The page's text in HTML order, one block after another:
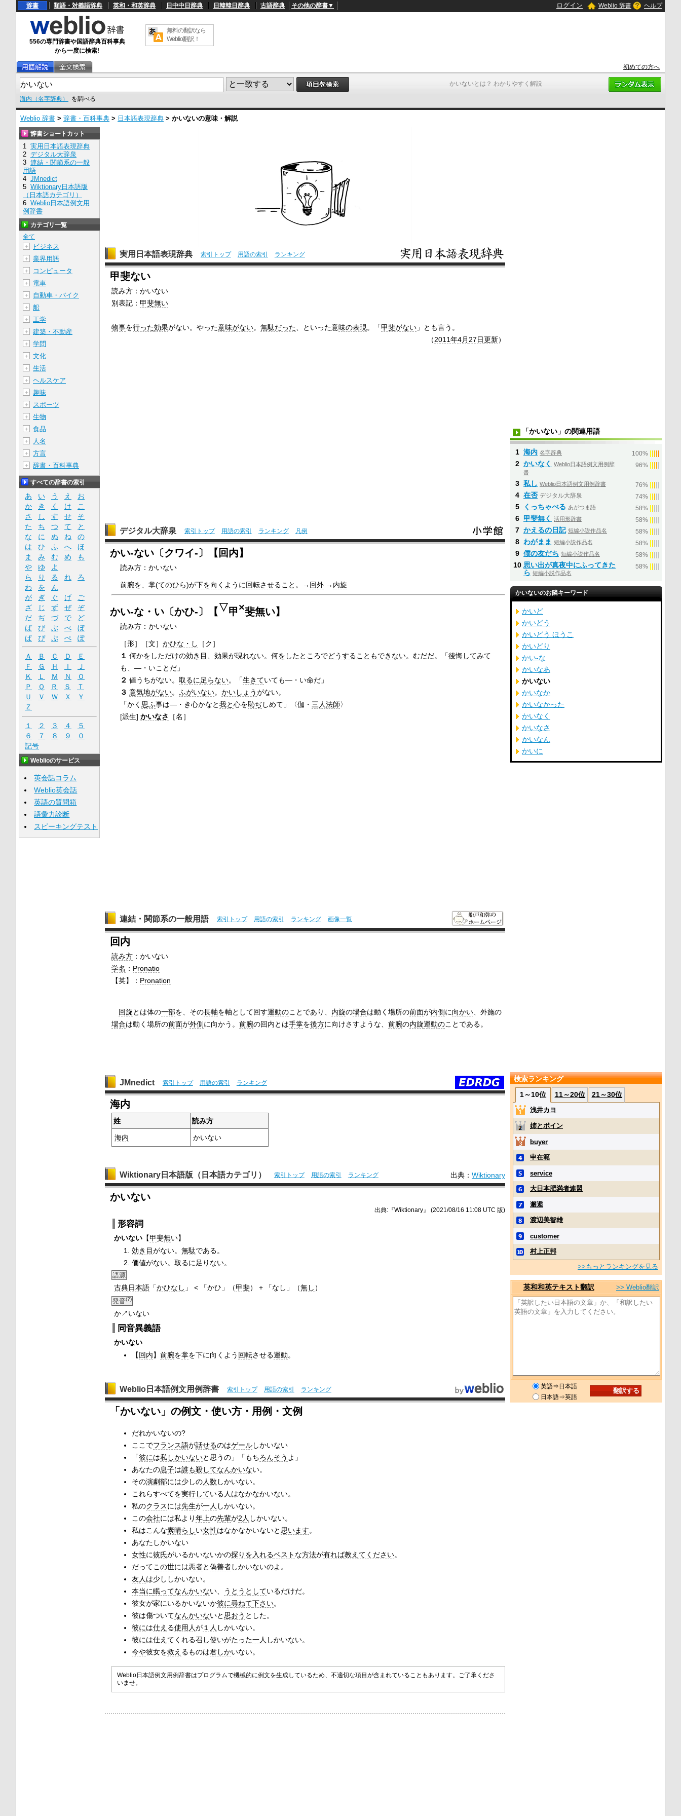
かいないとは？ わかりやすく解説
辞書 類語・対義語辞典 英和・和英辞典 日中中日辞典 日韓韓日辞典 古語辞典 その他の辞書▼ ログイン Weblio 辞書 ヘルプ
556の専門辞書や国語辞典百科事典
から一度に検索!
無料の翻訳なら
Weblio翻訳！
初めての方へ
海内（名字辞典） を調べる
Weblio 辞書 > 辞書・百科事典 > 日本語表現辞典 > かいないの意味・解説
実用日本語表現辞典 索引トップ 用語の索引 ランキング
甲斐ない
読み方： かいない
別表記： 甲斐無い
物事を行った効果がない。やった意味がない。 無駄だった 、といった意味の表現 。「甲斐がない」とも言う。
（2011年4月 27日更新）
デジタル大辞泉 索引トップ 用語の索引 ランキング 凡例
かい‐ない〔クワイ‐〕【回内】
読み方：かいない
前腕を、掌(てのひら)が下を向く ように回転させること。→ 回外 → 内旋
かい‐な・い〔かひ‐〕【 ▽甲×斐無い】
読み方：かいない
［形］ ［文］かひな・し
［ク］
１ 何かをしただけの効き目 、効果が現れない。何を したところでどうすることもできない。むだだ。「後悔してみて
も、―・いことだ」
２ 値うちがない。取るに足らない。「生きていても―・い命だ」
３ 意気地がない。ふがいない。かいしょうがない。
「かく 思ふ事は―・き心かなと我と心を恥ぢしめて」〈伽・ 三人法師〉
[派生]かいなさ ［名］
連結・関節系の一般用語 索引トップ 用語の索引 ランキング 画像一覧
回内
読み方：かいない
学名 ： Pronatio
【英】： Pronation
回旋とは体の一部を、その長軸を軸として回す運動のことであり、 内旋の場合は動く場所の前面が内側に向かい、外施の
場合は動く場所の前面が外側に向かう。 前腕の回内とは手掌を後方に向けさすような、 前腕の内旋運動のことである。
JMnedict 索引トップ 用語の索引 ランキング
海内
姓 読み方
海内 かいない
Wiktionary日本語版（日本語カテゴリ） 索引トップ 用語の索引 ランキング 出典： Wiktionary
かいない
出典:『Wiktionary』 (2021/08/16 11:08 UTC 版)
形容詞
かいない【甲斐無い】
効き目がない。 無駄である。
価値がない。 取るに足りない。
語源
古典日本語「かひなし 」 < 「かひ」（甲斐） + 「なし」（無し ）
発音(?)
か↗いない
同音異義語
かいない
【回内】 前腕を掌を下に向くよう 回転させる運動。
Weblio日本語例文用例辞書 索引トップ 用語の索引 ランキング
「かいない」の例文・使い方・用例・文例
だれかいないの?
ここでフランス語が話せるのはゲールしかいない
「彼には私しかいないと思うの」「もちろんそう よ」
あなたの息子は誰も殺してなんかいない。
その演劇部には少しの人数 しかいない。
これらすべてを実行している人はなかなかいない。
私のクラスには先生が一人 しかいない。
この会社には私より年上の先輩が2人 しかいない。
私はこんな素晴らしい女性はなかなかいないと 思います。
あなたしかいない
女性に彼氏がいるかいないかの探りを入れるベスト な方法が有れば教えてください。
だってこの世には悪者と偽善者しかいないのよ。
友人 は少ししかいない。
本当に眠ってなんかいない、 うとうとしているだけだ。
彼女が家にいるかいないか彼に尋ねて下さい。
彼は傷ついてなんかいないと 思おう とした。
彼には仕え る使用人が１人 しかいない。
彼には仕えて くれる召し使いがたった一人 しかいない。
今や彼女を救え るものは君しかいない。
Weblio日本語例文用例辞書はプログラムで機械的に例文を生成しているため、不適切な項目が含まれていることもあります。ご了承くださ
いませ。
辞書ショートカット
1 実用日本語表現辞典
2 デジタル大辞泉
3 連結・関節系の一般
用語
4 JMnedict
5 Wiktionary日本語版
（日本語カテゴリ）
6 Weblio日本語例文用
例辞書
カテゴリ一覧
全て
＋
ビジネス
＋ 業界用語
＋ コンピュータ
＋ 電車
＋ 自動車・バイク
＋ 船
＋ 工学
＋ 建築・不動産
＋ 学問
＋ 文化
＋ 生活
＋ ヘルスケア
＋ 趣味
＋ スポーツ
＋ 生物
＋ 食品
＋ 人名
＋ 方言
＋ 辞書・百科事典
すべての辞書の索引
あ い う え
お
か
き く け
こ
さ
し す せ
そ
た
ち つ て
と
な
に ぬ ね
の
は
ひ ふ へ
ほ
ま
み む め
も
や
ゆ
よ
ら
り る れ
ろ
わ
を
ん
が
ぎ ぐ げ
ご
ざ
じ ず ぜ
ぞ
だ
ぢ づ で
ど
ば
び ぶ べ
ぼ
ぱ
ぴ ぷ ぺ ぽ
Ａ Ｂ Ｃ Ｄ
Ｅ
Ｆ
Ｇ Ｈ Ｉ
Ｊ
Ｋ
Ｌ Ｍ Ｎ
Ｏ
Ｐ
Ｑ Ｒ Ｓ
Ｔ
Ｕ
Ｖ Ｗ Ｘ
Ｙ
Ｚ
１ ２ ３ ４
５
６
７ ８ ９
０
記号
Weblioのサービス
英会話コラム
Weblio英会話
英語の質問箱
語彙力診断
スピーキングテスト
「かいない」の関連用語
1 海内 名字辞典 100%
2 かいなく
Weblio日本語例文用例辞
書
96%
3 私し Weblio日本語例文用例辞書 76%
4 在否 デジタル大辞泉 74%
5 くっちゃべる あがつま語 58%
6 甲斐無く 活用形辞書 58%
7 かえるの日記 短編小説作品名 58%
8 わがまま 短編小説作品名 58%
9 僕の友だち 短編小説作品名 58%
10 思い出が真夜中にふってきた
ら 短編小説作品名
58%
かいないのお隣キーワード
かいど
かいどう
かいどう ほうこ
かいどり
かい‐な
かいなあ
かいない
かいなか
かいなかった
かいなく
かいなさ
かいなん
かいに
検索ランキング
1～10位
11～20位 21～30位
浅井カヨ
姉とボイン
buyer
申在範
service
大日本肥満者連盟
邂逅
渡辺美智雄
customer
村上正邦
>>もっとランキングを見る
英和和英テキスト翻訳 >> Weblio翻訳
英語⇒日本語
日本語⇒英語